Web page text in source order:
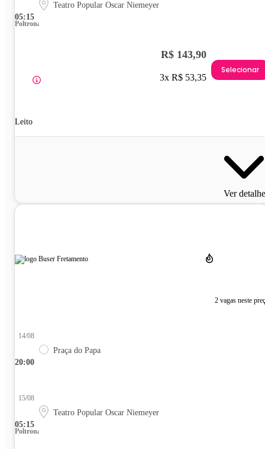
05:15
Teatro Popular Oscar Niemeyer
Poltrona
Leito
R$ 143,90
3x R$ 53,35
Selecionar
Ver
2 vagas neste
20:00
14/08
Praça do Papa
05:15
15/08
Teatro Popular Oscar Niemeyer
Poltrona